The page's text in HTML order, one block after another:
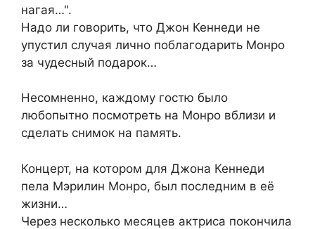
нагая…".
Надо ли говорить, что Джон Кеннеди не
упустил случая лично поблагодарить Монро
за чудесный подарок…
Несомненно, каждому гостю было
любопытно посмотреть на Монро вблизи и
сделать снимок на память.
Концерт, на котором для Джона Кеннеди
пела Мэрилин Монро, был последним в её
жизни…
Через несколько месяцев актриса покончила